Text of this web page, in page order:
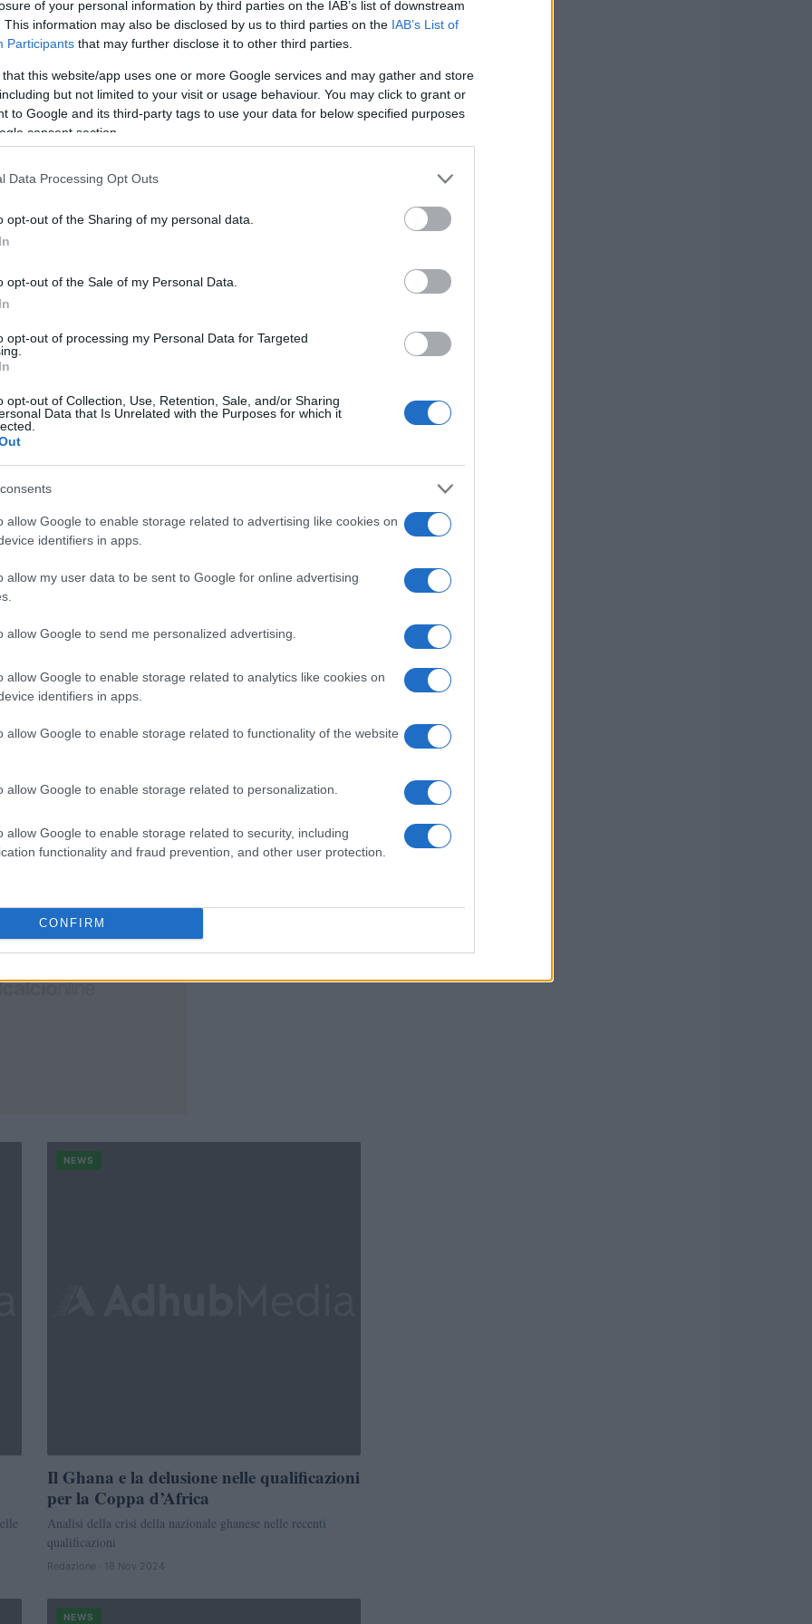
of your personal information by third parties on the IAB’s list of downstream
This information may also be disclosed by us to third parties on the IAB’s List of
Participants that may further disclose it to other third parties.
that this website/app uses one or more Google services and may gather and store
but not limited to your visit or usage behaviour. You may click to grant or
to Google and its third-party tags to use your data for below specified purposes
consent section.
Data Processing Opt Outs
opt-out of the Sharing of my personal data.
opt-out of the Sale of my Personal Data.
opt-out of processing my Personal Data for Targeted
opt-out of Collection, Use, Retention, Sale, and/or Sharing
Data that Is Unrelated with the Purposes for which it
allow Google to enable storage related to advertising like cookies on
identifiers in apps.
allow my user data to be sent to Google for online advertising
allow Google to send me personalized advertising.
allow Google to enable storage related to analytics like cookies on
identifiers in apps.
allow Google to enable storage related to functionality of the website
allow Google to enable storage related to personalization.
allow Google to enable storage related to security, including
functionality and fraud prevention, and other user protection.
CONFIRM
Il futuro incerto del Torino: possibili
Vanoli è a rischio esonero.
NEWS
Claudio Ranieri torna alla Roma: un
Claudio Ranieri è il nuovo allenatore della Roma, pronto a
risollevare le sorti della squadra.
Redazione · 18 Nov 2024
NEWS
Il Ghana e la delusione nelle qualificazioni
per la Coppa d’Africa
Analisi della crisi della nazionale ghanese nelle recenti
qualificazioni
Redazione · 18 Nov 2024
NEWS